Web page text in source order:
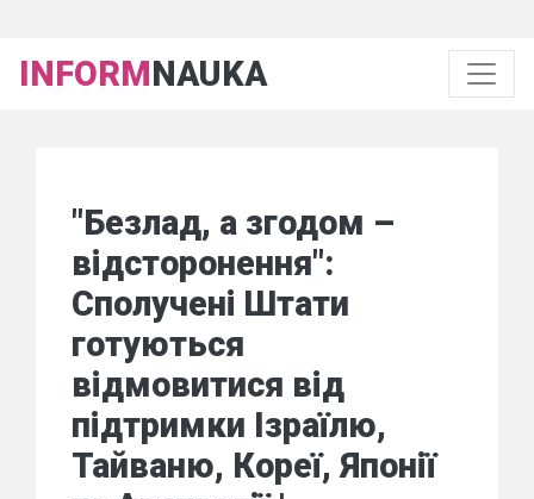
INFORMNAUKA
"Безлад, а згодом –
відсторонення":
Сполучені Штати
готуються
відмовитися від
підтримки Ізраїлю,
Тайваню, Кореї, Японії